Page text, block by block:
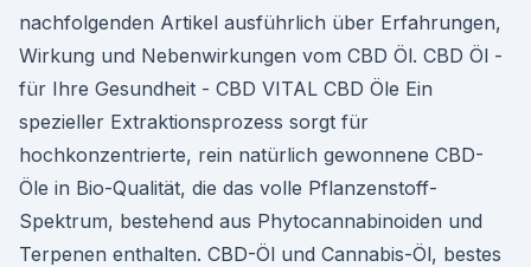
nachfolgenden Artikel ausführlich über Erfahrungen,
Wirkung und Nebenwirkungen vom CBD Öl. CBD Öl -
für Ihre Gesundheit - CBD VITAL CBD Öle Ein
spezieller Extraktionsprozess sorgt für
hochkonzentrierte, rein natürlich gewonnene CBD-
Öle in Bio-Qualität, die das volle Pflanzenstoff-
Spektrum, bestehend aus Phytocannabinoiden und
Terpenen enthalten. CBD-Öl und Cannabis-Öl, bestes